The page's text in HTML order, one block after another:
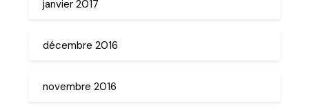
janvier 2017
décembre 2016
novembre 2016